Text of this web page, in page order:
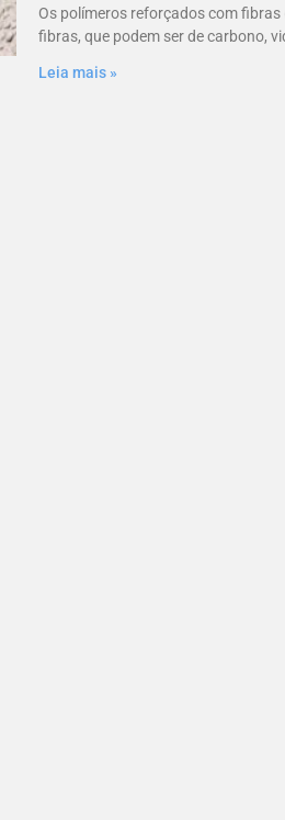
Os polímeros reforçados com
fibras, que podem ser de carbono,
Leia mais »